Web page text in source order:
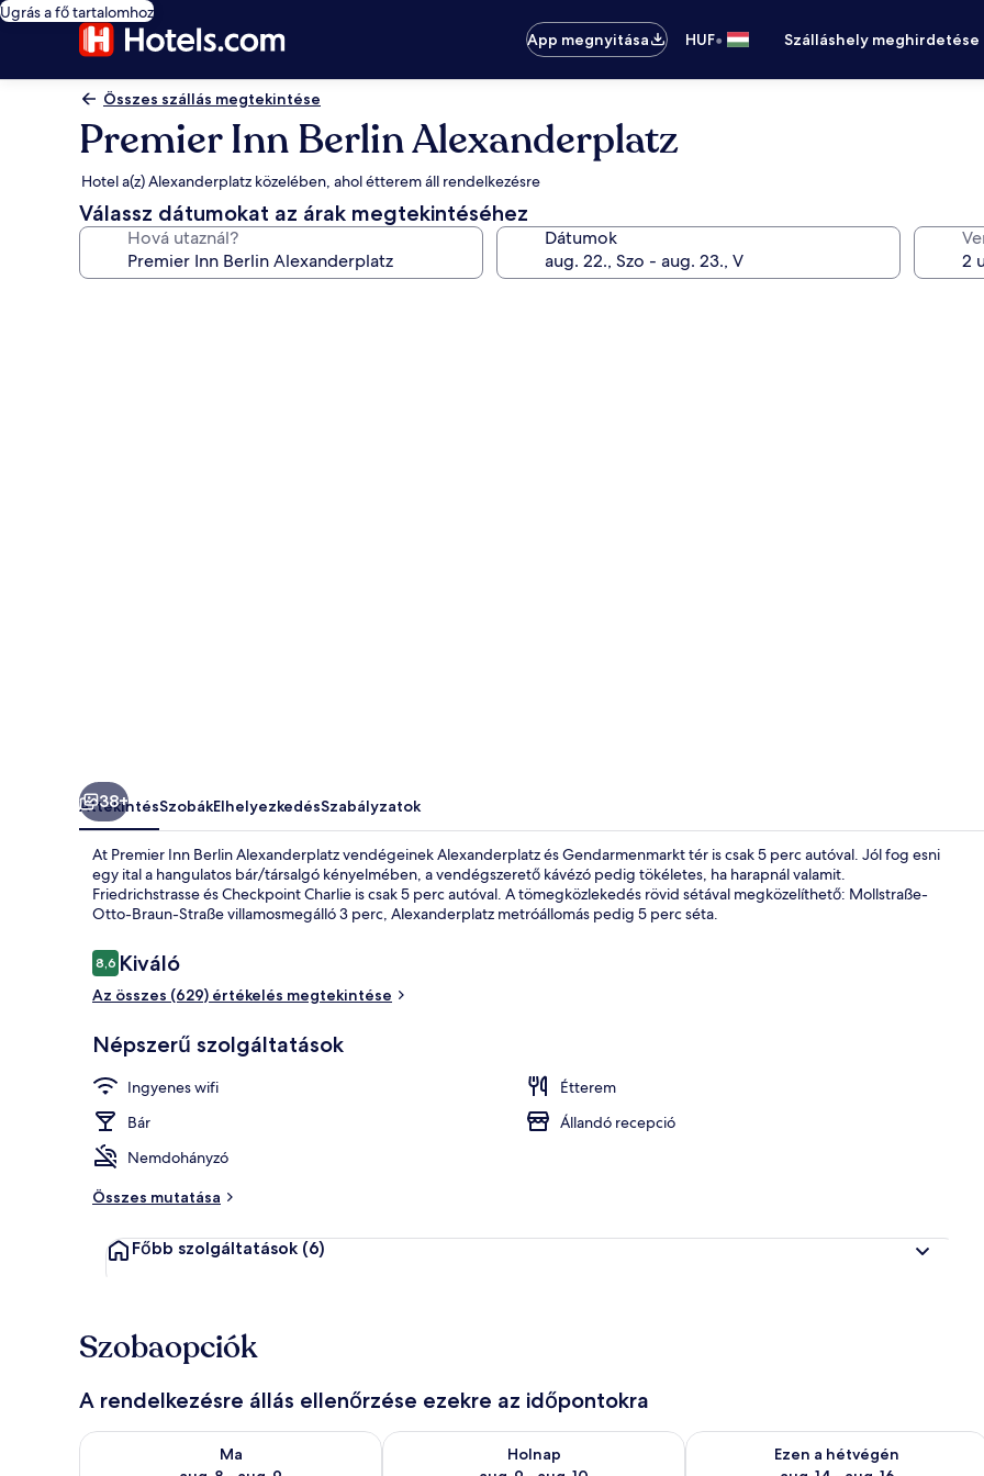
Ugrás a fő tartalomhoz
App megnyitása
HUF• Szálláshely meghirdetése
Összes szállás megtekintése
Premier Inn Berlin Alexanderplatz
Hotel a(z) Alexanderplatz közelében, ahol étterem áll rendelkezésre
Válassz dátumokat az árak megtekintéséhez
Hová utaznál? Dátumok
38+
ÁttekintésSzobákElhelyezkedésSzabályzatok
At Premier Inn Berlin Alexanderplatz vendégeinek Alexanderplatz és Gendarmenmarkt tér is csak 5 perc autóval. Jól fog esni
egy ital a hangulatos bár/társalgó kényelmében, a vendégszerető kávézó pedig tökéletes, ha harapnál valamit.
Friedrichstrasse és Checkpoint Charlie is csak 5 perc autóval. A tömegközlekedés rövid sétával megközelíthető: Mollstraße-
Otto-Braun-Straße villamosmegálló 3 perc, Alexanderplatz metróállomás pedig 5 perc séta.
Értékelések
8,68,6 ennyiből: 10
Kiváló
Az összes (629) értékelés megtekintése
Népszerű szolgáltatások
Ingyenes wifi
Étterem
Bár
Állandó recepció
Nemdohányzó
Összes mutatása
Főbb szolgáltatások (6)
Szobaopciók
A rendelkezésre állás ellenőrzése ezekre az időpontokra
Ma
A ma esti rendelkezésre állás ellenőrzése: aug. 8 - aug. 9
Holnap
A holnapi rendelkezésre állás ellenőrzése: aug. 9 - aug. 10
Ezen a hétvégén
A mostani hétvégi rendelkezésre állás